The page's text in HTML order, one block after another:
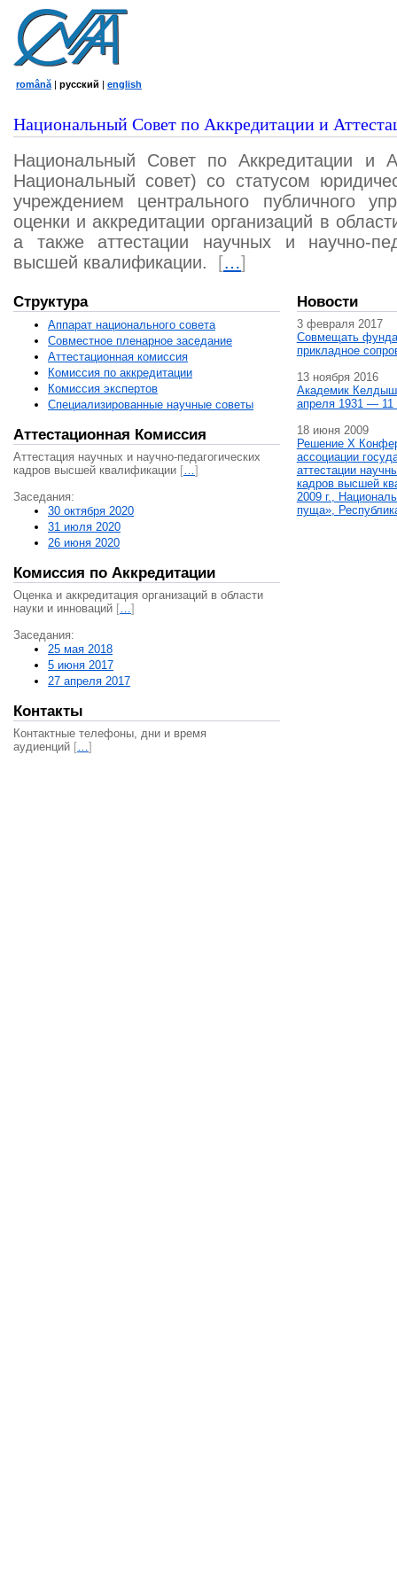
română | русский | english
Национальный Совет по Аккредитации и
Национальный Совет по Аккредитации и
Национальный совет) со статусом
учреждением центрального публичного
оценки и аккредитации организаций в
а также аттестации научных и научно-
высшей квалификации.
[…]
Структура
Аппарат национального совета
Совместное пленарное заседание
Аттестационная комисcия
Комиссия по аккредитации
Комиссия экспертов
Специализированные научные советы
Аттестационная Комиссия
Аттестация научных и научно-педагогических
кадров высшей квалификации […]
Заседания:
30 октября 2020
31 июля 2020
26 июня 2020
Комиссия по Аккредитации
Оценка и аккредитация организаций в области
науки и инноваций […]
Заседания:
25 мая 2018
5 июня 2017
27 апреля 2017
Контакты
Контактные телефоны, дни и время
аудиенций […]
Новости
3 февраля 2017
Совмещать
прикладное
13 ноября 2016
Академик
апреля 1931 — 11
18 июня 2009
Решение X
ассоциации
аттестации
кадров высшей
2009 г.,
пуща»,